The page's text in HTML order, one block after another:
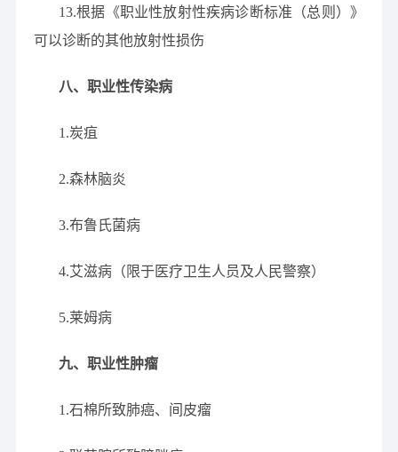
13.根据《职业性放射性疾病诊断标准（总则）》
可以诊断的其他放射性损伤
八、职业性传染病
1.炭疽
2.森林脑炎
3.布鲁氏菌病
4.艾滋病（限于医疗卫生人员及人民警察）
5.莱姆病
九、职业性肿瘤
1.石棉所致肺癌、间皮瘤